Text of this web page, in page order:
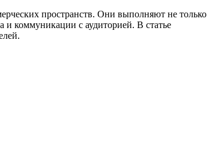
пространств. Они выполняют не только
коммуникации с аудиторией. В статье